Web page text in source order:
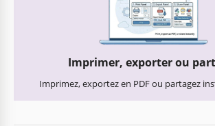
Imprimer, exporter ou
Imprimez, exportez en PDF ou partagez